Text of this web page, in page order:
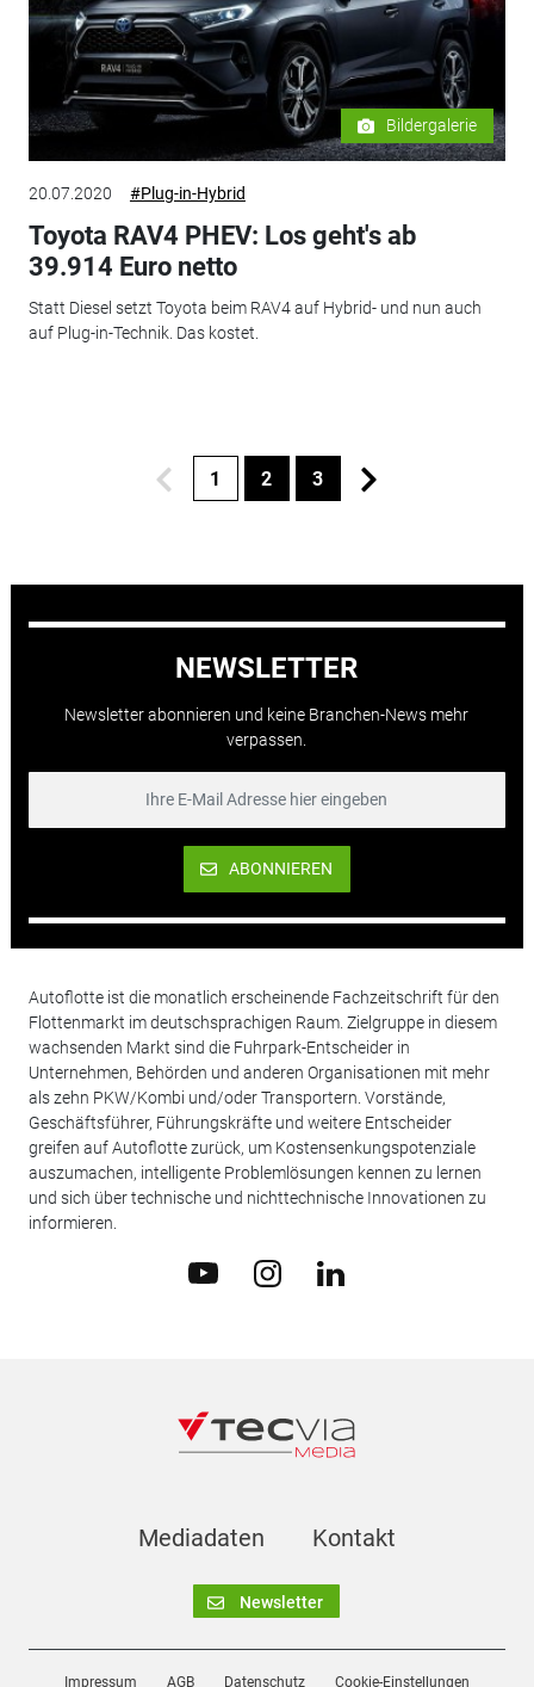
Bildergalerie
20.07.2020 #Plug-in-Hybrid
Toyota RAV4 PHEV: Los geht's ab
39.914 Euro netto
Statt Diesel setzt Toyota beim RAV4 auf Hybrid- und nun auch
auf Plug-in-Technik. Das kostet.
1 2 3
NEWSLETTER
Newsletter abonnieren und keine Branchen-News mehr
verpassen.
ABONNIEREN
Autoflotte ist die monatlich erscheinende Fachzeitschrift für den
Flottenmarkt im deutschsprachigen Raum. Zielgruppe in diesem
wachsenden Markt sind die Fuhrpark-Entscheider in
Unternehmen, Behörden und anderen Organisationen mit mehr
als zehn PKW/Kombi und/oder Transportern. Vorstände,
Geschäftsführer, Führungskräfte und weitere Entscheider
greifen auf Autoflotte zurück, um Kostensenkungspotenziale
auszumachen, intelligente Problemlösungen kennen zu lernen
und sich über technische und nichttechnische Innovationen zu
informieren.
Mediadaten Kontakt
Newsletter
Impressum AGB Datenschutz Cookie-Einstellungen